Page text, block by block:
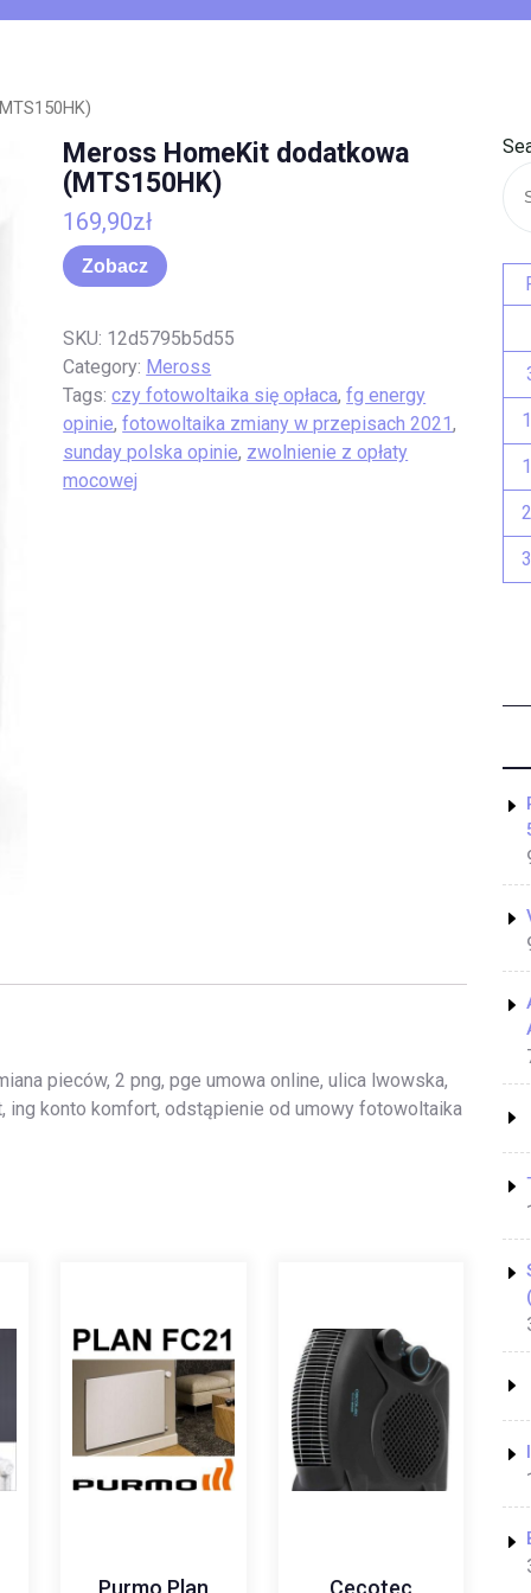
Meross HomeKit dodatkowa
(MTS150HK)
169,90zł
Zobacz
SKU: 12d5795b5d55
Category: Meross
Tags:czy fotowoltaika się opłaca,fg energy
opinie,fotowoltaika zmiany w przepisach 2021,
sunday polska opinie, zwolnienie z opłaty
mocowej
pieców, 2 png, pge umowa online, ulica lwowska,
ing konto komfort, odstąpienie od umowy fotowoltaika
Purmo Plan
Cecotec